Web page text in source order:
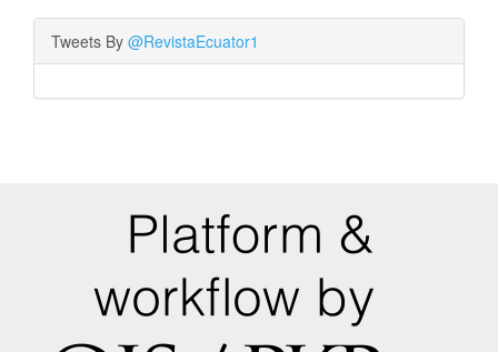
Tweets By @RevistaEcuator1